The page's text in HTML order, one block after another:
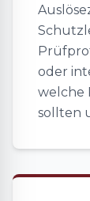
oder
welche
sollten